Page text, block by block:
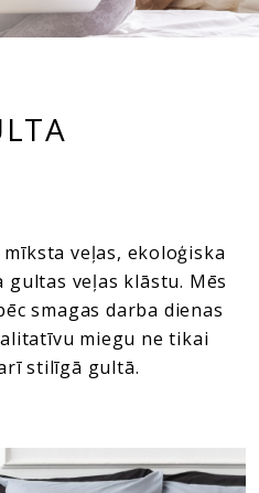
veļas, ekoloģiska
veļas klāstu. Mēs
smagas darba dienas
miegu ne tikai
stilīgā gultā.